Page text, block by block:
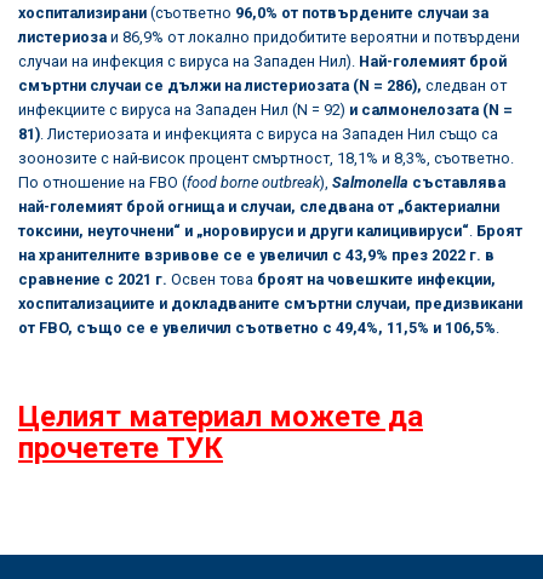
хоспитализирани (съответно 96,0% от потвърдените случаи за
листериоза и 86,9% от локално придобитите вероятни и потвърдени
случаи на инфекция с вируса на Западен Нил). Най-големият брой
смъртни случаи се дължи на листериозата (N = 286), следван от
инфекциите с вируса на Западен Нил (N = 92) и салмонелозата (N =
81) . Листериозата и инфекцията с вируса на Западен Нил също са
зоонозите с най-висок процент смъртност, 18,1% и 8,3%, съответно.
По отношение на FBO (food borne outbreak), Salmonella съставлява
най-големият брой огнища и случаи, следвана от „бактериални
токсини, неуточнени“ и „норовируси и други калицивируси“ Броят
на хранителните взривове се е увеличил с 43,9% през 2022 г. в
сравнение с 2021 г. Освен това броят на човешките инфекции,
хоспитализациите и докладваните смъртни случаи, предизвикани
от FBO, също се е увеличил съответно с 49,4%, 11,5% и 106,5%
Целият материал можете да
прочетете ТУК